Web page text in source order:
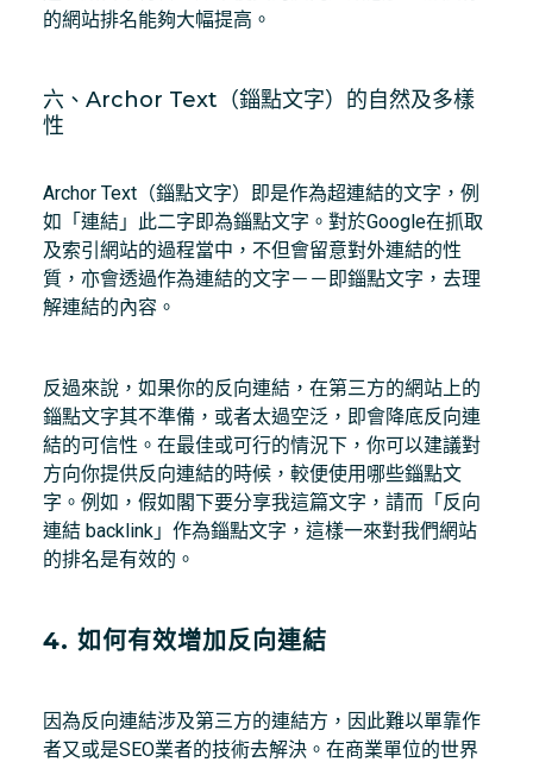
的網站排名能夠大幅提高。
六、Archor Text（錙點文字）的自然及多樣
性
Archor Text（錙點文字）即是作為超連結的文字，例
如「連結」此二字即為錙點文字。對於Google在抓取
及索引網站的過程當中，不但會留意對外連結的性
質，亦會透過作為連結的文字－－即錙點文字，去理
解連結的內容。
反過來說，如果你的反向連結，在第三方的網站上的
錙點文字其不準備，或者太過空泛，即會降底反向連
結的可信性。在最佳或可行的情況下，你可以建議對
方向你提供反向連結的時候，較便使用哪些錙點文
字。例如，假如閣下要分享我這篇文字，請而「反向
連結 backlink」作為錙點文字，這樣一來對我們網站
的排名是有效的。
4. 如何有效增加反向連結
因為反向連結涉及第三方的連結方，因此難以單靠作
者又或是SEO業者的技術去解決。在商業單位的世界